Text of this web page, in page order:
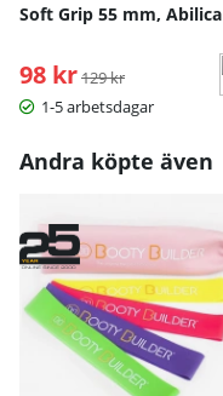
Soft Grip 55 mm, Abilica
98 kr Ordinarie pris:
129 kr
1-5 arbetsdagar
Andra köpte även